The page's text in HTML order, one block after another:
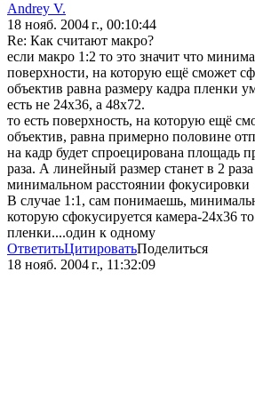
Andrey V.
18 нояб. 2004 г., 00:10:44
Re: Как считают макро?
если макро 1:2 то это значит что
поверхности, на которую ещё сможет
объектив равна размеру кадра пленки
есть не 24х36, а 48х72.
то есть поверхность, на которую ещё
объектив, равна примерно половине
на кадр будет спроецирована площадь
раза. А линейный размер станет в 2
минимальном расстоянии фокусировки
В случае 1:1, сам понимаешь,
которую сфокусируется камера-24х36 то
пленки....один к одному
ОтветитьЦитироватьПоделиться
18 нояб. 2004 г., 11:32:09